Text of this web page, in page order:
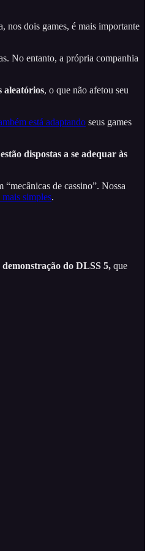
nos dois games, é mais importante
No entanto, a própria companhia
aleatórios, o que não afetou seu
está adaptando seus games
dispostas a se adequar às
de cassino”. Nossa
mais simples.
demonstração do DLSS 5, que